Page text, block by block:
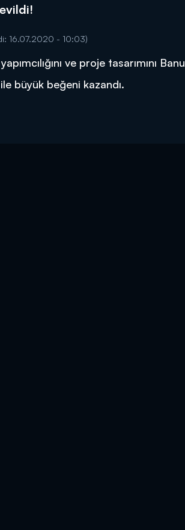
16.07.2020 - 10:03)
yapımcılığını ve proje tasarımını
büyük beğeni kazandı.